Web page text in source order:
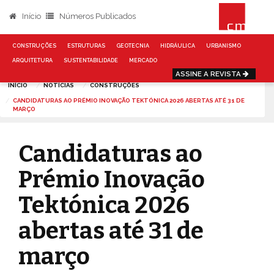
Início Números Publicados
CONSTRUÇÕES ESTRUTURAS GEOTECNIA HIDRÁULICA URBANISMO
ARQUITETURA SUSTENTABILIDADE MERCADO
ASSINE A REVISTA
INÍCIO NOTÍCIAS CONSTRUÇÕES
CANDIDATURAS AO PRÉMIO INOVAÇÃO TEKTÓNICA 2026 ABERTAS ATÉ 31 DE
MARÇO
Candidaturas ao
Prémio Inovação
Tektónica 2026
abertas até 31 de
março